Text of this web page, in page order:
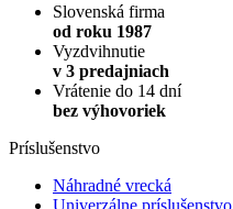
Slovenská firma
od roku 1987
Vyzdvihnutie
v 3 predajniach
Vrátenie do 14 dní
bez výhovoriek
Príslušenstvo
Náhradné vrecká
Univerzálne príslušenstvo